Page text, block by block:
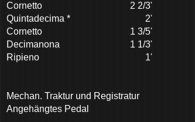
Cornetto
2 2/3'
Quintadecima *
2'
Cornetto
1 3/5'
Decimanona
1 1/3'
Ripieno
1'
Mechan. Traktur und Registratur
Angehängtes Pedal